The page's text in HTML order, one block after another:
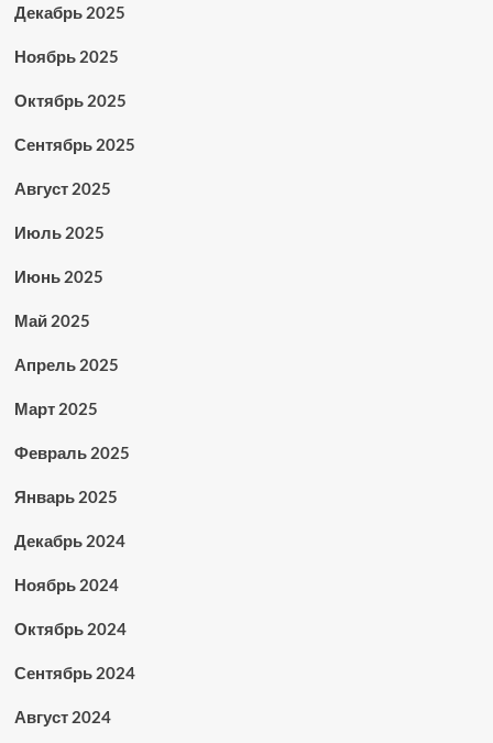
Декабрь 2025
Ноябрь 2025
Октябрь 2025
Сентябрь 2025
Август 2025
Июль 2025
Июнь 2025
Май 2025
Апрель 2025
Март 2025
Февраль 2025
Январь 2025
Декабрь 2024
Ноябрь 2024
Октябрь 2024
Сентябрь 2024
Август 2024